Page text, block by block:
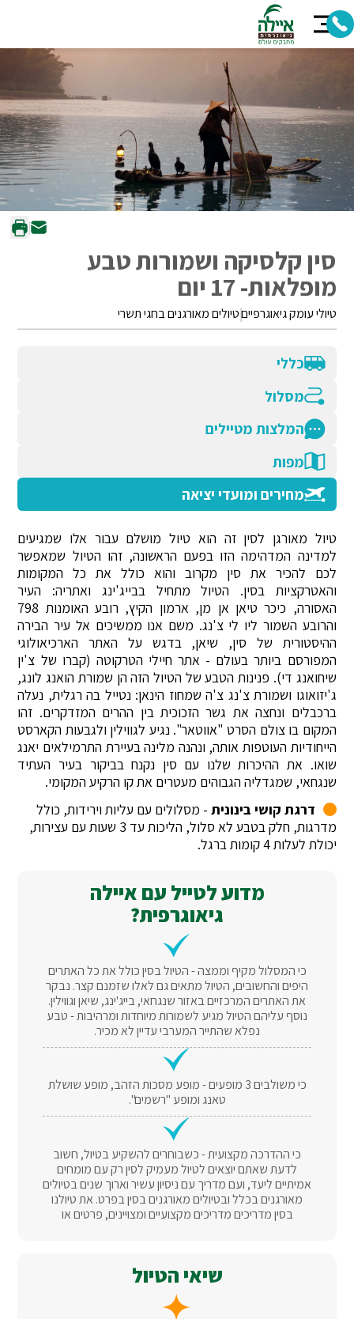
סין קלסיקה ושמורות טבע
מופלאות- 17 יום
טיולי עומק גיאוגרפייםטיולים מאורגנים בחגי תשרי
כללי
מסלול
המלצות מטיילים
מפות
מחירים ומועדי יציאה
טיול מאורגן לסין זה הוא טיול מושלם עבור אלו שמגיעים
למדינה המדהימה הזו בפעם הראשונה, זהו הטיול שמאפשר
לכם להכיר את סין מקרוב והוא כולל את כל המקומות
והאטרקציות בסין. הטיול מתחיל בבייג'ינג ואתריה: העיר
האסורה, כיכר טיאן אן מן, ארמון הקיץ, רובע האומנות 798
והרובע השמור ליו לי צ'נג. משם אנו ממשיכים אל עיר הבירה
ההיסטורית של סין, שיאן, בדגש על האתר הארכיאולוגי
המפורסם ביותר בעולם - אתר חיילי הטרקוטה (קברו של צ'ין
שיחואנג די). פנינות הטבע של הטיול הזה הן שמורת הואנג לונג,
ג'יזואוגו ושמורת צ'נג צ'ה שמחוז הינאן: נטייל בה רגלית, נעלה
ברכבלים ונחצה את גשר הזכוכית בין ההרים המזדקרים. זהו
המקום בו צולם הסרט "אווטאר". נגיע לגווילין ולגבעות הקארסט
הייחודיות העוטפות אותה, ונהנה מלינה בעיירת התרמילאים יאנג
שואו. את ההיכרות שלנו עם סין נקנח בביקור בעיר העתיד
שנגחאי, שמגדליה הגבוהים מעטרים את קו הרקיע המקומי.
דרגת קושי בינונית - מסלולים עם עליות וירידות, כולל
מדרגות, חלק בטבע לא סלול, הליכות עד 3 שעות עם עצירות,
יכולת לעלות 4 קומות ברגל.
מדוע לטייל עם איילה
גיאוגרפית?
כי המסלול מקיף וממצה - הטיול בסין כולל את כל האתרים
היפים והחשובים, הטיול מתאים גם לאלו שזמנם קצר. נבקר
את האתרים המרכזיים באזור שנגחאי, בייג'ינג, שיאן וגווילין.
נוסף עליהם הטיול מגיע לשמורות מיוחדות ומרהיבות - טבע
נפלא שהתייר המערבי עדיין לא מכיר.
כי משולבים 3 מופעים - מופע מסכות הזהב, מופע שושלת
טאנג ומופע "רשמים".
כי ההדרכה מקצועית - כשבוחרים להשקיע בטיול, חשוב
לדעת שאתם יוצאים לטיול מעמיק לסין רק עם מומחים
אמיתיים ליעד, ועם מדריך עם ניסיון עשיר וארוך שנים בטיולים
מאורגנים בכלל ובטיולים מאורגנים בסין בפרט. את טיולנו
בסין מדריכים מדריכים מקצועיים ומצויינים, פרטים או
שיאי הטיול